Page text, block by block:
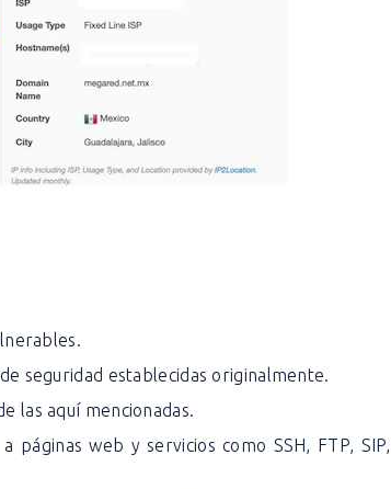
seguridad establecidas originalmente.
las aquí mencionadas.
web y servicios como SSH, FTP,